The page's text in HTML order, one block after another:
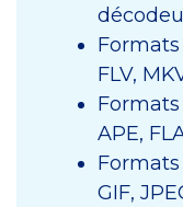
FLV,
APE,
GIF,